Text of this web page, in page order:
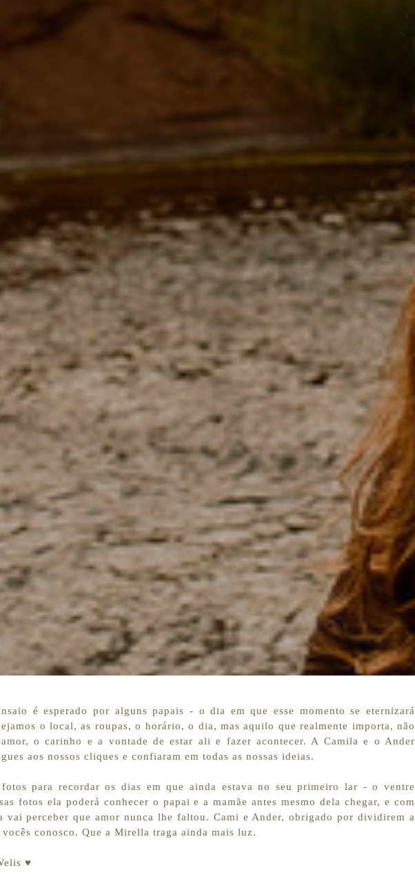
é esperado por alguns papais - o dia em que esse momento se eternizará
o local, as roupas, o horário, o dia, mas aquilo que realmente importa, não
o carinho e a vontade de estar ali e fazer acontecer. A Camila e o Ander
aos nossos cliques e confiaram em todas as nossas ideias.
para recordar os dias em que ainda estava no seu primeiro lar - o ventre
fotos ela poderá conhecer o papai e a mamãe antes mesmo dela chegar, e com
vai perceber que amor nunca lhe faltou. Cami e Ander, obrigado por dividirem a
conosco. Que a Mirella traga ainda mais luz.
♥